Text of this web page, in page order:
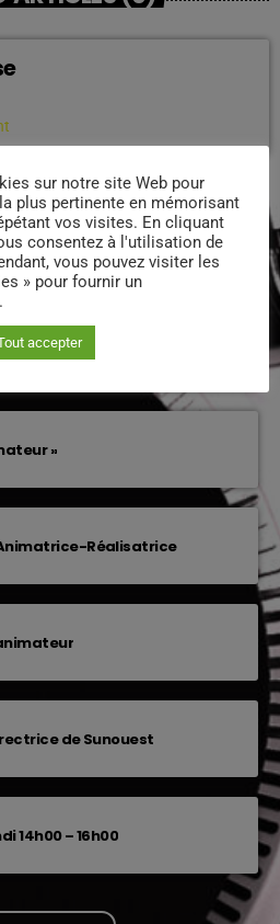
»
Réalisatrice
de Sunouest
14h00 – 16h00
sur notre site Web pour
plus pertinente en mémorisant
vos visites. En cliquant
consentez à l'utilisation de
vous pouvez visiter les
» pour fournir un
accepter